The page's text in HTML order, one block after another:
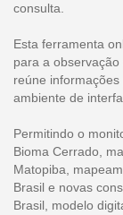
consulta.
Esta ferramenta
para a
reúne
ambiente de
Permitindo o
Bioma Cerrado,
Matopiba,
Brasil e novas
Brasil, modelo